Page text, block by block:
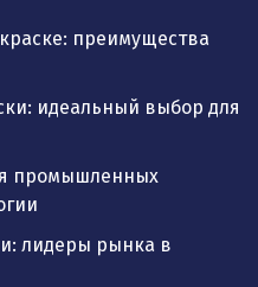
преимущества
идеальный выбор для
промышленных
лидеры рынка в